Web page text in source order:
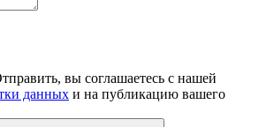
вы соглашаетесь с нашей
данных и на публикацию вашего